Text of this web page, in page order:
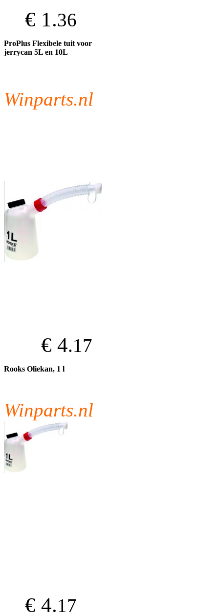
€ 1.36
ProPlus Flexibele tuit voor
jerrycan 5L en 10L
Winparts.nl
€ 4.17
Rooks Oliekan, 1 l
Winparts.nl
€ 4.17